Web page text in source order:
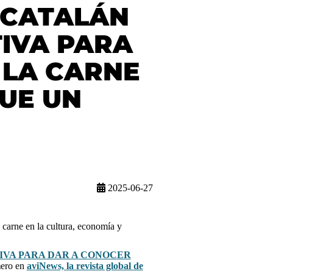
PARA
CARNE
UN
2025-06-27
en la cultura, economía y
PARA DAR A CONOCER
en aviNews, la revista global de